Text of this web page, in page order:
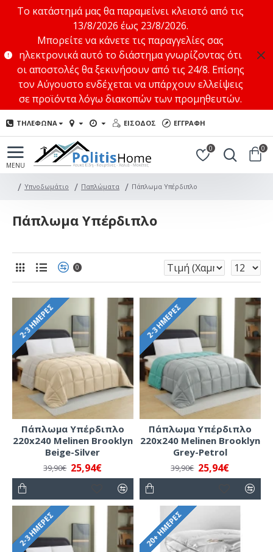
Το κατάστημά μας θα παραμείνει κλειστό από τις
13/8/2026 έως 23/8/2026.
Μπορείτε να κάνετε τις παραγγελίες σας
ηλεκτρονικά αυτό το διάστημα γνωρίζοντας ότι
οι αποστολές θα ξεκινήσουν από τις 24/8. Επίσης
τον Αύγουστο ενδέχεται να υπάρχουν ελλείψεις
σε προϊόντα λόγω διακοπών των προμηθευτών.
ΤΗΛΕΦΩΝΑ ΕΙΣΟΔΟΣ ΕΓΓΡΑΦΗ
0 0
Υπνοδωμάτιο Παπλώματα Πάπλωμα Υπέρδιπλο
Πάπλωμα Υπέρδιπλο
0
2-3 ΗΜΈΡΕΣ
Πάπλωμα Υπέρδιπλο
220x240 Melinen Brooklyn
Beige-Silver
25,94€
39,90€
2-3 ΗΜΈΡΕΣ
Πάπλωμα Υπέρδιπλο
220x240 Melinen Brooklyn
Grey-Petrol
25,94€
39,90€
2-3 ΗΜΈΡΕΣ 20+ ΗΜΈΡΕΣ